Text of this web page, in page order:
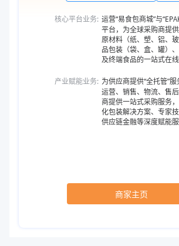
核心平台业务: 运营“易食包商城”与
平台，为全球采购商提
原材料（纸、塑、铝、
品包装（袋、盒、罐）
及终端食品的一站式在线
产业赋能业务: 为供应商提供“全托管”
运营、销售、物流、售
商提供一站式采购服务
化包装解决方案、专家技
供应链金融等深度赋能服
商家主页